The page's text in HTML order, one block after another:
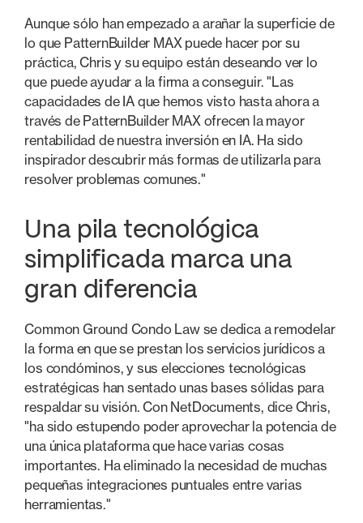
Aunque sólo han empezado a arañar la superficie de
lo que PatternBuilder MAX puede hacer por su
práctica, Chris y su equipo están deseando ver lo
que puede ayudar a la firma a conseguir. "Las
capacidades de IA que hemos visto hasta ahora a
través de PatternBuilder MAX ofrecen la mayor
rentabilidad de nuestra inversión en IA. Ha sido
inspirador descubrir más formas de utilizarla para
resolver problemas comunes."
Una pila tecnológica
simplificada marca una
gran diferencia
Common Ground Condo Law se dedica a remodelar
la forma en que se prestan los servicios jurídicos a
los condóminos, y sus elecciones tecnológicas
estratégicas han sentado unas bases sólidas para
respaldar su visión. Con NetDocuments, dice Chris,
"ha sido estupendo poder aprovechar la potencia de
una única plataforma que hace varias cosas
importantes. Ha eliminado la necesidad de muchas
pequeñas integraciones puntuales entre varias
herramientas."